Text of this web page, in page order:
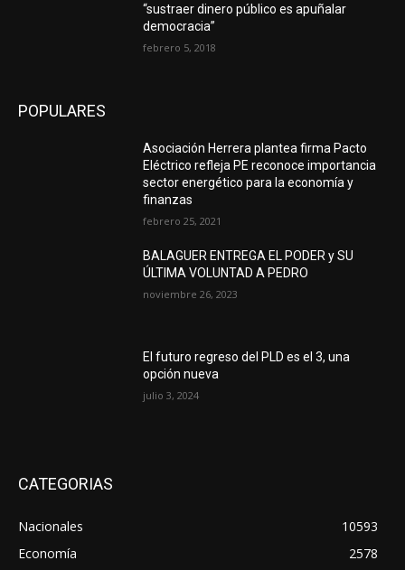
“sustraer dinero público es apuñalar
democracia”
febrero 5, 2018
POPULARES
Asociación Herrera plantea firma Pacto
Eléctrico refleja PE reconoce importancia
sector energético para la economía y
finanzas
febrero 25, 2021
BALAGUER ENTREGA EL PODER y SU
ÚLTIMA VOLUNTAD A PEDRO
noviembre 26, 2023
El futuro regreso del PLD es el 3, una
opción nueva
julio 3, 2024
CATEGORIAS
Nacionales
10593
Economía
2578